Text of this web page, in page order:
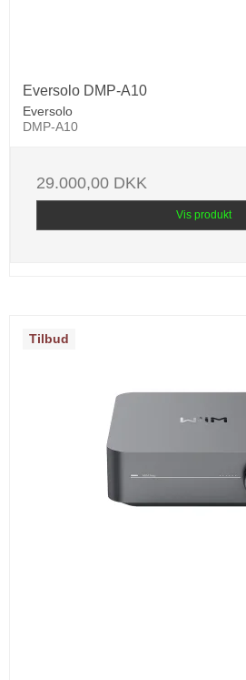
Eversolo DMP-A10
Eversolo
DMP-A10
29.000,00 DKK
Vis produkt
Tilbud